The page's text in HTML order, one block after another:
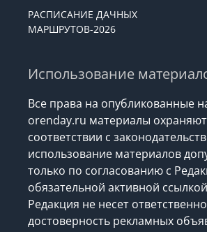
РАСПИСАНИЕ ДАЧНЫХ
МАРШРУТОВ-2026
Использование
Все права на опубликованные
orenday.ru материалы
соответствии с
использование материалов
только по согласованию с
обязательной активной
Редакция не несет
достоверность рекламных